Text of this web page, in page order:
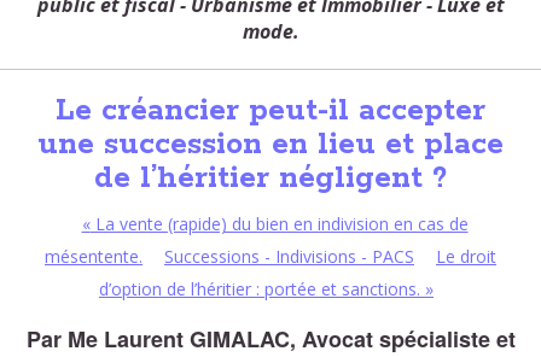
mode.
Le créancier peut-il accepter
une succession en lieu et place
de l’héritier négligent ?
«La vente (rapide) du bien en indivision en cas de
mésentente.
Successions - Indivisions - PACS
Le droit
d’option de l’héritier : portée et sanctions. »
Par Me Laurent GIMALAC, Avocat spécialiste et